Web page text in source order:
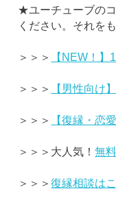
★ユーチューブの
ください。それを
＞＞＞ 【NEW！
＞＞＞ 【男性向け
＞＞＞ 【復縁・恋
＞＞＞大人気！無
＞＞＞復縁相談は